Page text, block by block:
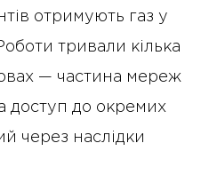
отримують газ у
тривали кілька
— частина мереж
доступ до окремих
через наслідки